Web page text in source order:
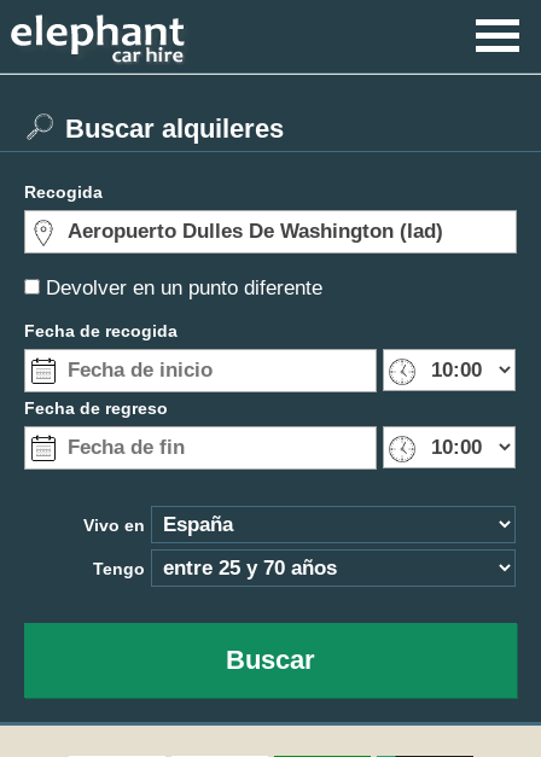
Devolver en un punto diferente
Buscar alquileres
Recogida
Fecha de recogida
Fecha de regreso
Vivo en
Tengo
Buscar